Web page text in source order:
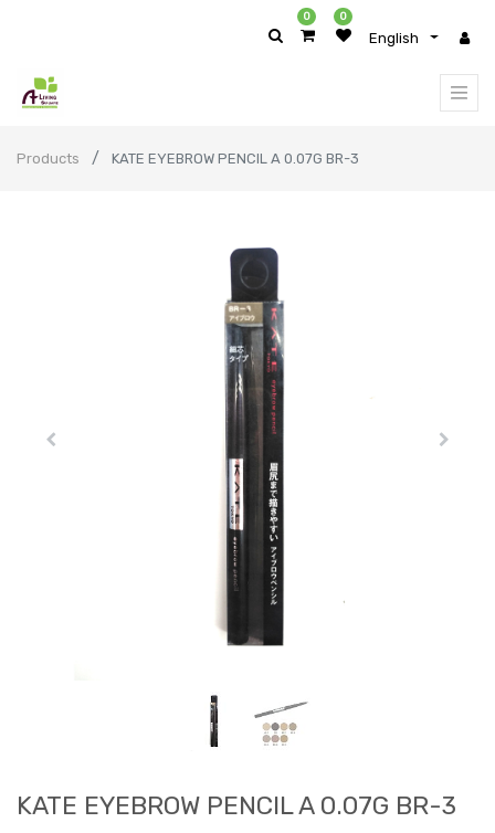
English
0 0
Products KATE EYEBROW PENCIL A 0.07G BR-3
KATE EYEBROW PENCIL A 0.07G BR-3